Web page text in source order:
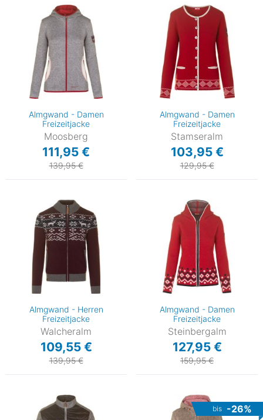
Almgwand - Damen
Freizeitjacke
Moosberg
111,95 €
139,95 €
Almgwand - Damen
Freizeitjacke
Stamseralm
103,95 €
129,95 €
Almgwand - Herren
Freizeitjacke
Walcheralm
109,55 €
139,95 €
Almgwand - Damen
Freizeitjacke
Steinbergalm
127,95 €
159,95 €
bis -26%